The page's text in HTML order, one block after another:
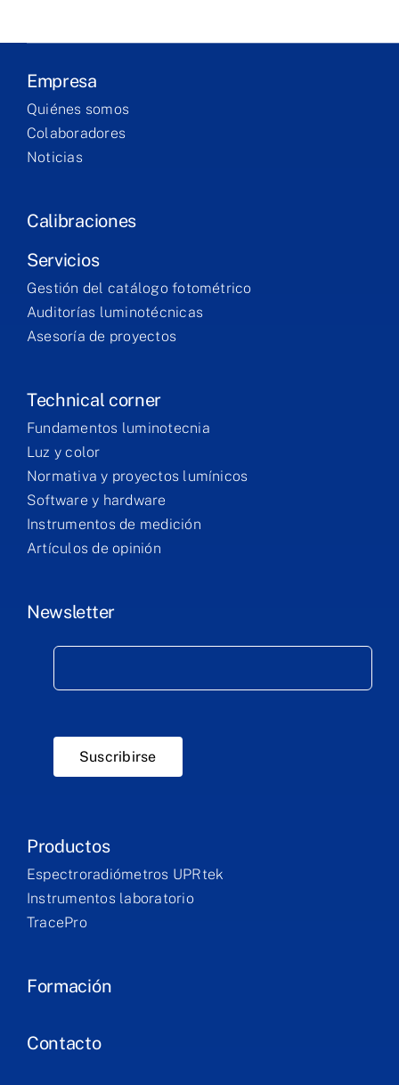
Empresa
Quiénes somos
Colaboradores
Noticias
Calibraciones
Servicios
Gestión del catálogo fotométrico
Auditorías luminotécnicas
Asesoría de proyectos
Technical corner
Fundamentos luminotecnia
Luz y color
Normativa y proyectos lumínicos
Software y hardware
Instrumentos de medición
Artículos de opinión
Newsletter
Suscribirse
Productos
Espectroradiómetros UPRtek
Instrumentos laboratorio
TracePro
Formación
Contacto
Serviços